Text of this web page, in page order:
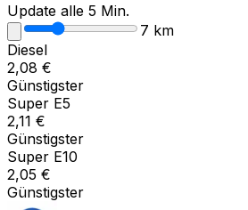
Update alle 5 Min.
7 km
Diesel
2,08 €
Günstigster
Super E5
2,11 €
Günstigster
Super E10
2,05 €
Günstigster